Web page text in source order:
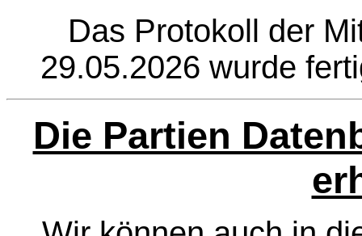
Das Protokoll der
29.05.2026 wurde
Die Partien